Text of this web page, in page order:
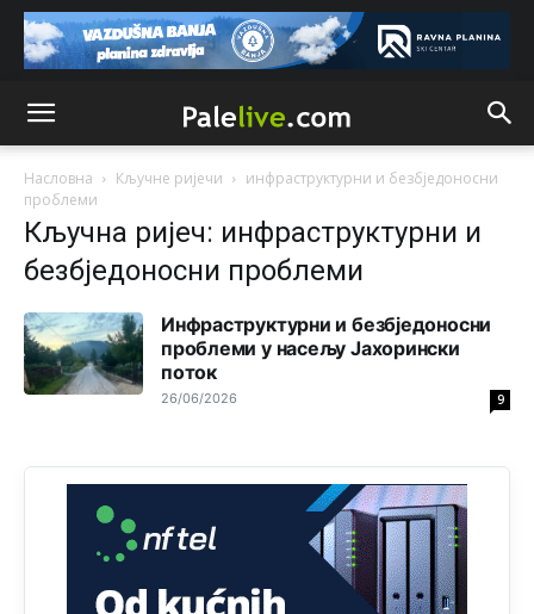
Насловна Кључне ријечи
инфраструктурни и безбједоносни
проблеми
Кључна ријеч: инфраструктурни и
безбједоносни проблеми
Инфраструктурни и безбједоносни
проблеми у насељу Јахорински
поток
26/06/2026 9
dobro i da se što bolje opreme
Анонимно2808202 јуче 1:38
i mi tebi želimo dug život i tešku bolest
Akò se prevede...manji umro nego sto se rodio.
Анонимно2806721
Kuniocu ide q u guz...
Анонимно2808843 јуче 6:20
reconquista
pusti ih ciganija...pocetkom ovog vjeka,neko rece za
Radovana i Ratka kaki su oni srbi...i poce dalje da
besjedi znam ja dobro sta je bilo u Ag-ci...
Анонимно2810587
11:13